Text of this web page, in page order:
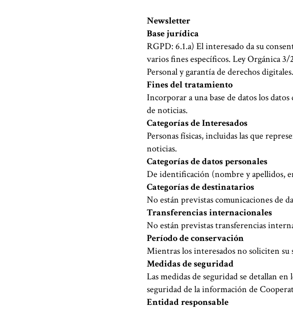
Newsletter
Base jurídica
RGPD: 6.1.a) El interesado da su
varios fines específicos. Ley Orgánica
Personal y garantía de derechos digitales.
Fines del tratamiento
Incorporar a una base de datos los
de noticias.
Categorías de Interesados
Personas físicas, incluidas las que
noticias.
Categorías de datos personales
De identificación (nombre y apellidos,
Categorías de destinatarios
No están previstas comunicaciones de
Transferencias internacionales
No están previstas transferencias
Período de conservación
Mientras los interesados no soliciten su
Medidas de seguridad
Las medidas de seguridad se detallan
seguridad de la información de
Entidad responsable